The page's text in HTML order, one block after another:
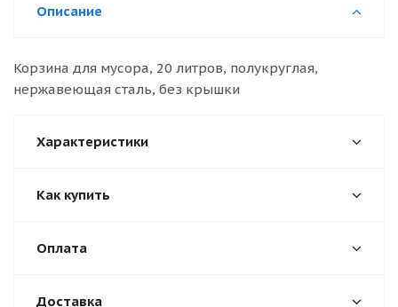
Описание
Корзина для мусора, 20 литров, полукруглая,
нержавеющая сталь, без крышки
Характеристики
Как купить
Оплата
Доставка